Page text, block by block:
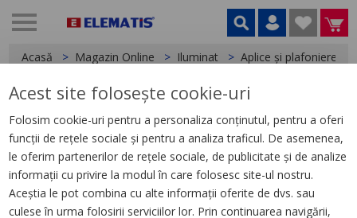
Acasă Magazin Online Iluminat Aplice și plafoniere
< Aplice și plafoniere
LED panel incastrat Armstrong
60x30, 24W, 4000K, lumina
neutra
Acest site folosește cookie-uri
Folosim cookie-uri pentru a personaliza conținutul, pentru a oferi
funcții de rețele sociale și pentru a analiza traficul. De asemenea,
le oferim partenerilor de rețele sociale, de publicitate și de analize
informații cu privire la modul în care folosesc site-ul nostru.
Aceștia le pot combina cu alte informații oferite de dvs. sau
culese în urma folosirii serviciilor lor. Prin continuarea navigării,